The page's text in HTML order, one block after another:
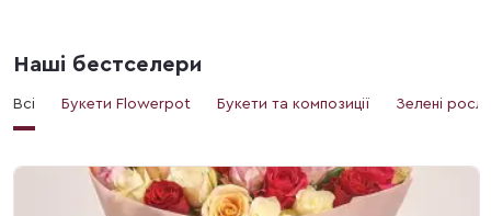
Наші бестселери
Всі Букети Flowerpot Букети та композиції Зелені